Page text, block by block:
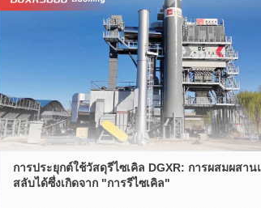
การประยุกต์ใช้วัสดุรีไซเคิล DGXR: การผสมผสา
สลับได้ซึ่งเกิดจาก "การรีไซเคิล"